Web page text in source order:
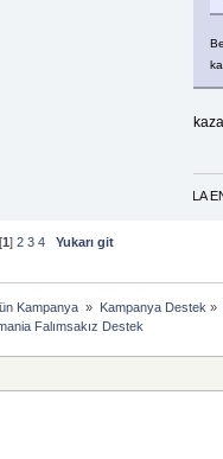
İLAHE İLLA ENTE YA
1]2 3 4
Yukarı git
Kampanya » Kampanya Destek »
Falımsakız Destek